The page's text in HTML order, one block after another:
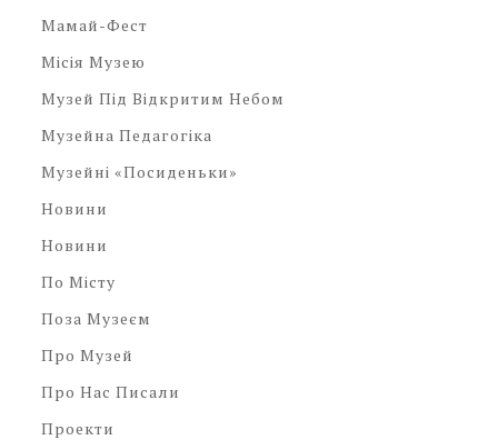
Мамай-Фест
Місія Музею
Музей Під Відкритим Небом
Музейна Педагогіка
Музейні «посиденьки»
Новини
Новини
По Місту
Поза Музеєм
Про Музей
Про Нас Писали
Проекти